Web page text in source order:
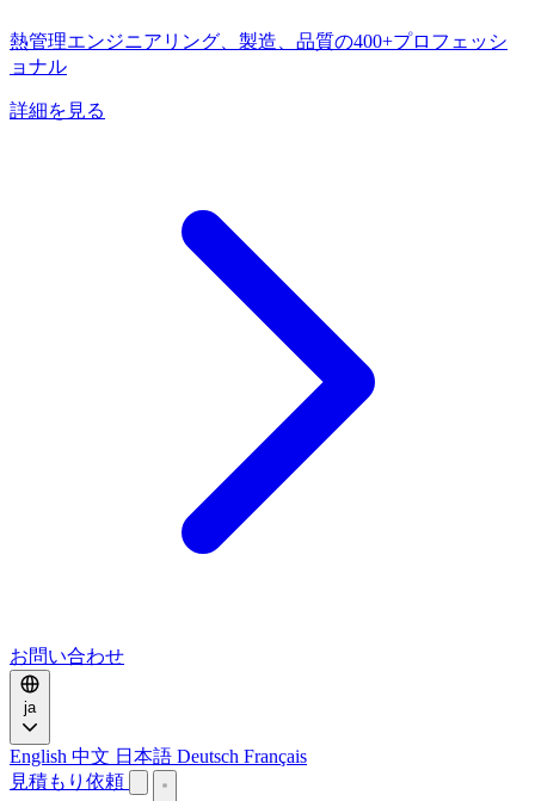
熱管理エンジニアリング、製造、品質の400+プロフェッシ
ョナル
詳細を見る
お問い合わせ
ja
English 中文 日本語 Deutsch Français
見積もり依頼